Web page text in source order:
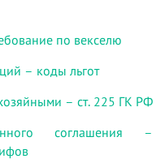
по векселю
– коды льгот
– ст. 225 ГК РФ
соглашения –